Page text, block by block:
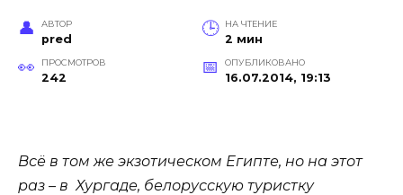
АВТОР
pred
НА ЧТЕНИЕ
2 мин
ПРОСМОТРОВ
242
ОПУБЛИКОВАНО
16.07.2014, 19:13
Всё в том же экзотическом Египте, но на этот
раз – в Хургаде, белорусскую туристку